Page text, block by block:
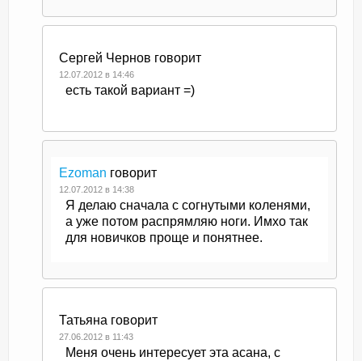
Сергей Чернов говорит
12.07.2012 в 14:46
есть такой вариант =)
Ezoman говорит
12.07.2012 в 14:38
Я делаю сначала с согнутыми коленями,
а уже потом распрямляю ноги. Имхо так
для новичков проще и понятнее.
Татьяна говорит
27.06.2012 в 11:43
Меня очень интересует эта асана, с